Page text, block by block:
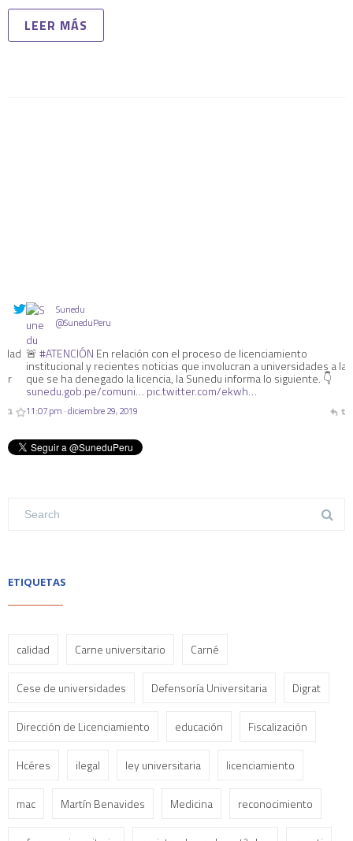
LEER MÁS
Sunedu
@SuneduPeru
🚨 #ATENCIÓNEn relación con el proceso de licenciamiento
institucional y recientes noticias que involucran a universidades a las
que se ha denegado la licencia, la Sunedu informa lo siguiente. 👇
sunedu.gob.pe/comuni…pic.twitter.com/ekwh…
11:07 pm · diciembre 29, 2019
ETIQUETAS
calidad Carne universitario Carné
Cese de universidades Defensoría Universitaria Digrat
Dirección de Licenciamiento educación Fiscalización
Hcéres ilegal ley universitaria licenciamiento
mac Martín Benavides Medicina reconocimiento